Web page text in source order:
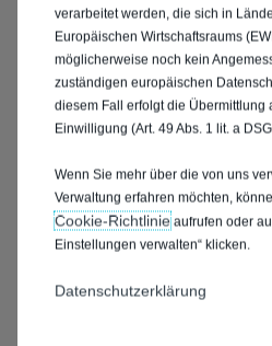
verarbeitet werden, die sich in
Europäischen Wirtschaftsraums
möglicherweise noch kein
zuständigen europäischen
diesem Fall erfolgt die Übermittlung
Einwilligung (Art. 49 Abs. 1 lit. a
Wenn Sie mehr über die von uns
Verwaltung erfahren möchten,
Cookie‑Richtlinieaufrufen oder
Einstellungen verwalten“ klicken.
Datenschutzerklärung